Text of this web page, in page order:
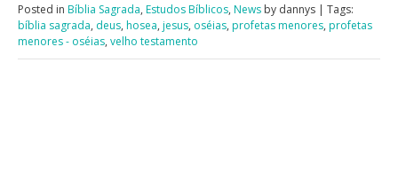
Posted in Bíblia Sagrada, Estudos Bíblicos, News by dannys | Tags:
bíblia sagrada, deus, hosea, jesus, oséias, profetas menores, profetas
menores - oséias, velho testamento